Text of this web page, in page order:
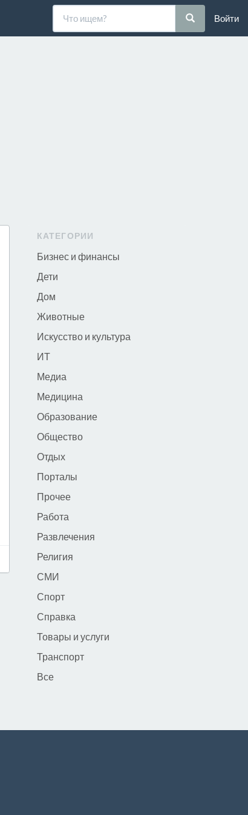
Войти
КАТЕГОРИИ
Бизнес и финансы
Дети
Дом
Животные
Искусство и культура
ИТ
Медиа
Медицина
Образование
Общество
Отдых
Порталы
Прочее
Работа
Развлечения
Религия
СМИ
Спорт
Справка
Товары и услуги
Транспорт
Все